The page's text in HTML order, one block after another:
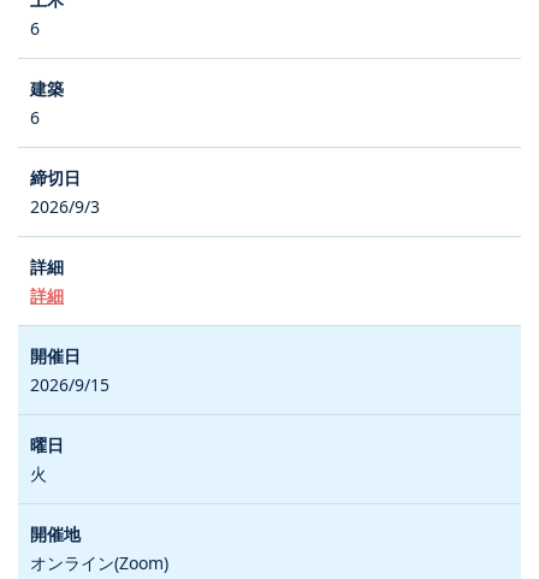
6
6
2026/9/3
詳細
2026/9/15
火
オンライン(Zoom)